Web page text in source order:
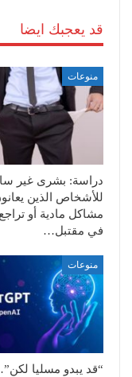
قد يعجبك ايضا
منوعات
دراسة: بشرى غير
للأشخاص الذين
مشاكل مادية أو
في مقتبل…
منوعات
“قد يبدو مسليا